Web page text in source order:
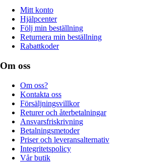
Mitt konto
Hjälpcenter
Följ min beställning
Returnera min beställning
Rabattkoder
Om oss
Om oss?
Kontakta oss
Försäljningsvillkor
Returer och återbetalningar
Ansvarsfriskrivning
Betalningsmetoder
Priser och leveransalternativ
Integritetspolicy
Vår butik